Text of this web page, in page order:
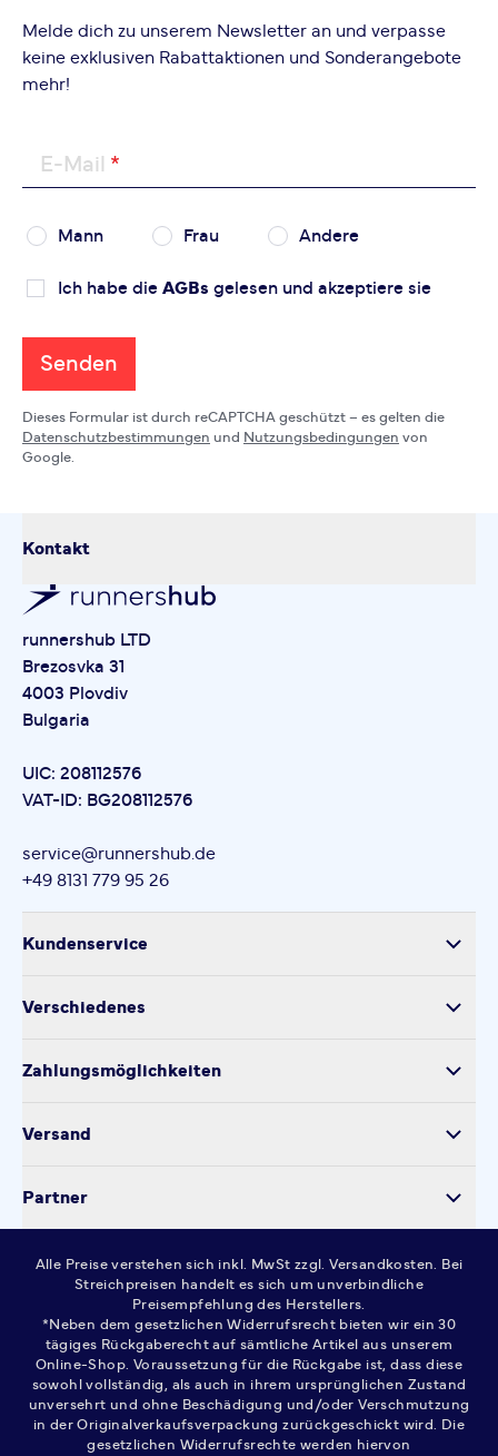
Melde dich zu unserem Newsletter an und verpasse
keine exklusiven Rabattaktionen und Sonderangebote
mehr!
E-Mail
Mann Frau Andere
Ich habe die AGBs gelesen und akzeptiere sie
Senden
Dieses Formular ist durch reCAPTCHA geschützt – es gelten die
Datenschutzbestimmungen und Nutzungsbedingungen von
Google.
Kontakt
runnershub LTD
Brezosvka 31
4003 Plovdiv
Bulgaria
UIC: 208112576
VAT-ID: BG208112576
service@runnershub.de
+49 8131 779 95 26
Kundenservice
Produktsicherheit
Kontakt
Verschiedenes
Datenschutz
Widerrufsrecht
AGB
FAQ
Zahlungsmöglichkeiten
Versand
Partner
Alle Preise verstehen sich inkl. MwSt zzgl. Versandkosten. Bei
Streichpreisen handelt es sich um unverbindliche
Preisempfehlung des Herstellers.
*Neben dem gesetzlichen Widerrufsrecht bieten wir ein 30
tägiges Rückgaberecht auf sämtliche Artikel aus unserem
Online-Shop. Voraussetzung für die Rückgabe ist, dass diese
sowohl vollständig, als auch in ihrem ursprünglichen Zustand
unversehrt und ohne Beschädigung und/oder Verschmutzung
in der Originalverkaufsverpackung zurückgeschickt wird. Die
gesetzlichen Widerrufsrechte werden hiervon